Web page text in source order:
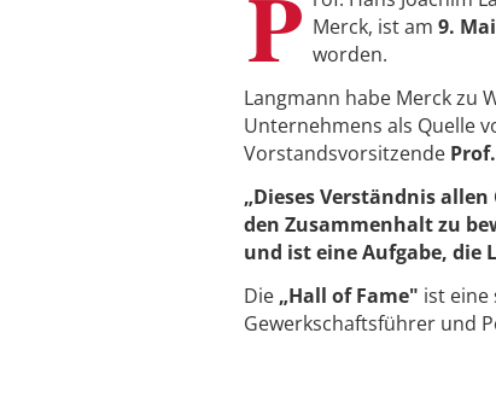
P Merck, ist am 9.
worden.
Langmann habe Merck zu
Unternehmens als Quelle
Vorstandsvorsitzende
„Dieses Verständnis
den Zusammenhalt zu
und ist eine Aufgabe, die
Die „Hall of Fame" ist eine
Gewerkschaftsführer und